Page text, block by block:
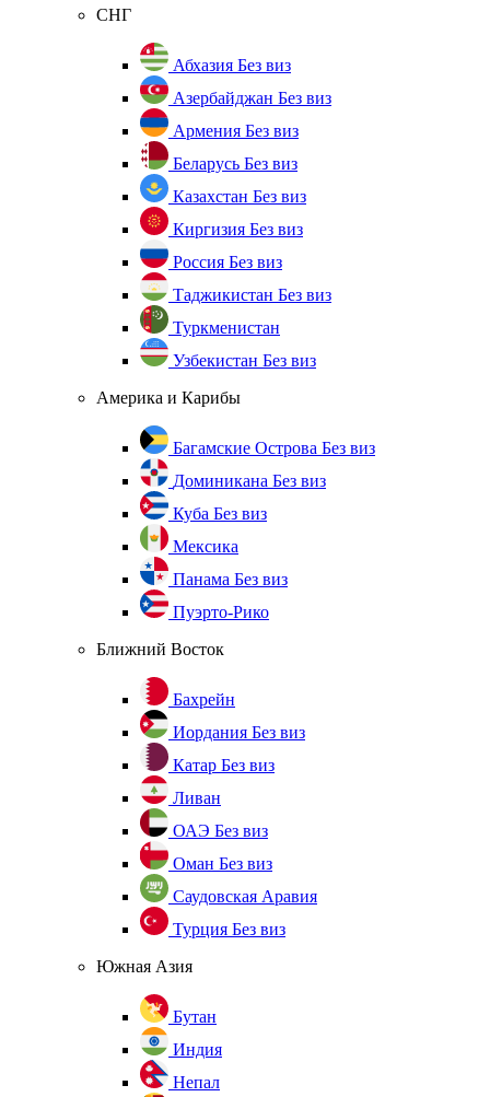
СНГ
Абхазия Без виз
Азербайджан Без виз
Армения Без виз
Беларусь Без виз
Казахстан Без виз
Киргизия Без виз
Россия Без виз
Таджикистан Без виз
Туркменистан
Узбекистан Без виз
Америка и Карибы
Багамские Острова Без виз
Доминикана Без виз
Куба Без виз
Мексика
Панама Без виз
Пуэрто-Рико
Ближний Восток
Бахрейн
Иордания Без виз
Катар Без виз
Ливан
ОАЭ Без виз
Оман Без виз
Саудовская Аравия
Турция Без виз
Южная Азия
Бутан
Индия
Непал